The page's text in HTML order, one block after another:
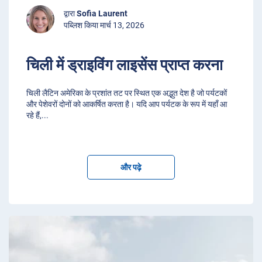
द्वाराSofia Laurent
पब्लिश किया मार्च 13, 2026
चिली में ड्राइविंग लाइसेंस प्राप्त करना
चिली लैटिन अमेरिका के प्रशांत तट पर स्थित एक अद्भुत देश है जो पर्यटकों
और पेशेवरों दोनों को आकर्षित करता है। यदि आप पर्यटक के रूप में यहाँ आ
रहे हैं,...
और पढ़े